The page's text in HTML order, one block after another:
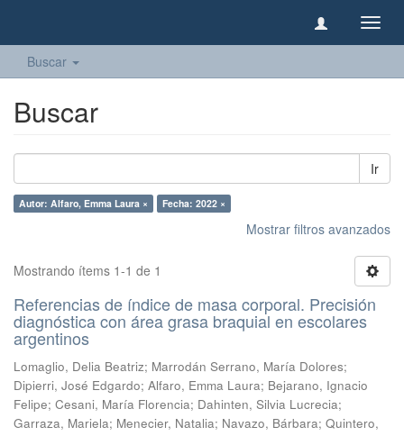
Buscar
Buscar
Ir
Autor: Alfaro, Emma Laura × Fecha: 2022 ×
Mostrar filtros avanzados
Mostrando ítems 1-1 de 1
Referencias de índice de masa corporal. Precisión
diagnóstica con área grasa braquial en escolares
argentinos
Lomaglio, Delia Beatriz; Marrodán Serrano, María Dolores;
Dipierri, José Edgardo; Alfaro, Emma Laura; Bejarano, Ignacio
Felipe; Cesani, María Florencia; Dahinten, Silvia Lucrecia;
Garraza, Mariela; Menecier, Natalia; Navazo, Bárbara; Quintero,